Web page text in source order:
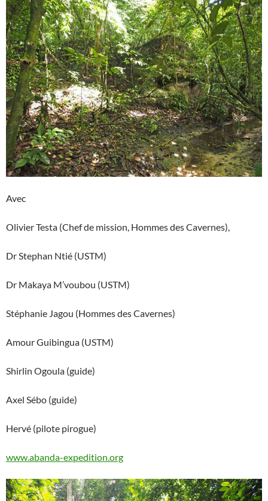
Avec
Olivier Testa (Chef de mission, Hommes des Cavernes),
Dr Stephan Ntié (USTM)
Dr Makaya M’voubou (USTM)
Stéphanie Jagou (Hommes des Cavernes)
Amour Guibingua (USTM)
Shirlin Ogoula (guide)
Axel Sébo (guide)
Hervé (pilote pirogue)
www.abanda-expedition.org